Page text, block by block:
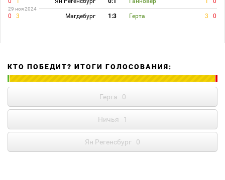
29 ноя 2024
0 3 Магдебург 1:3 Герта 3 0
КТО ПОБЕДИТ? ИТОГИ ГОЛОСОВАНИЯ:
Герта 0
Ничья 1
Ян Регенсбург 0